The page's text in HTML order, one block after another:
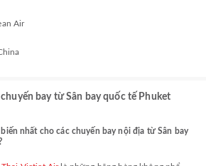
Air
bay từ Sân bay quốc tế Phuket
nhất cho các chuyến bay nội địa từ Sân bay